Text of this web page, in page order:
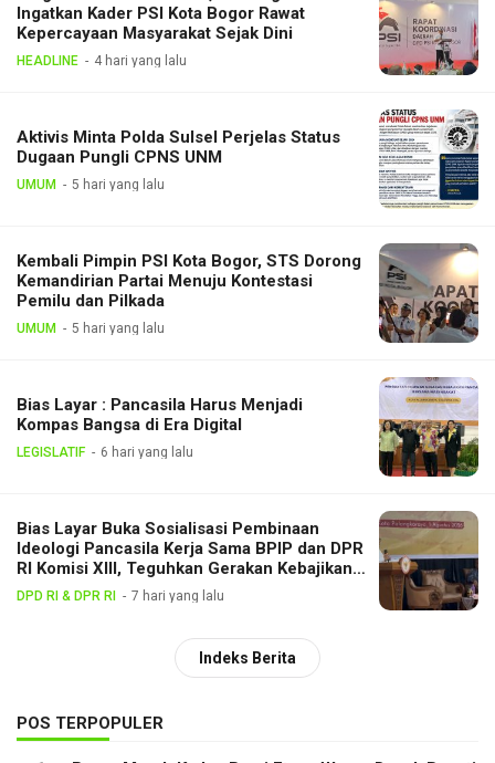
Ingatkan Kader PSI Kota Bogor Rawat
Kepercayaan Masyarakat Sejak Dini
HEADLINE 4 hari yang lalu
Aktivis Minta Polda Sulsel Perjelas Status
Dugaan Pungli CPNS UNM
UMUM 5 hari yang lalu
Kembali Pimpin PSI Kota Bogor, STS Dorong
Kemandirian Partai Menuju Kontestasi
Pemilu dan Pilkada
UMUM 5 hari yang lalu
Bias Layar : Pancasila Harus Menjadi
Kompas Bangsa di Era Digital
LEGISLATIF 6 hari yang lalu
Bias Layar Buka Sosialisasi Pembinaan
Ideologi Pancasila Kerja Sama BPIP dan DPR
RI Komisi XIII, Teguhkan Gerakan Kebajikan
Pancasila di Tengah Masyarakat
DPD RI & DPR RI 7 hari yang lalu
Indeks Berita
POS TERPOPULER